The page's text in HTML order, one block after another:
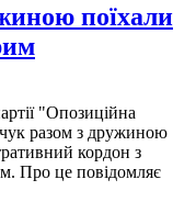
поїхали
"Опозиційна
разом з дружиною
кордон з
Про це повідомляє